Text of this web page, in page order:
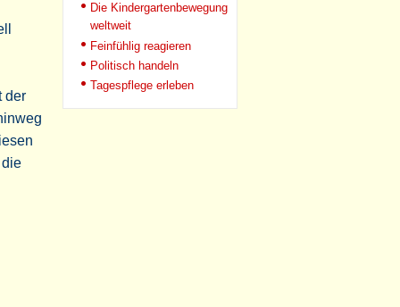
der
Die Kindergartenbewegung
weltweit
Feinfühlig reagieren
Politisch handeln
Tagespflege erleben